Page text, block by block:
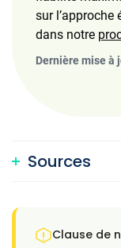
sur l’approche
dans notre
Dernière mise à
Sources
Clause de